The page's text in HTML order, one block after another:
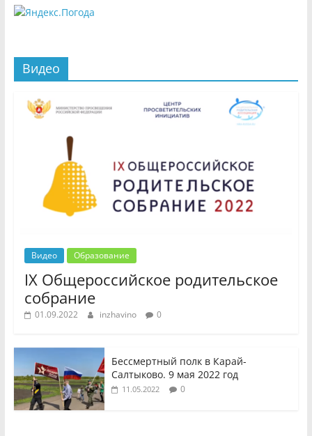
Видео
Видео Образование
IX Общероссийское родительское
собрание
01.09.2022 inzhavino 0
Бессмертный полк в Карай-
Салтыково. 9 мая 2022 год
11.05.2022 0